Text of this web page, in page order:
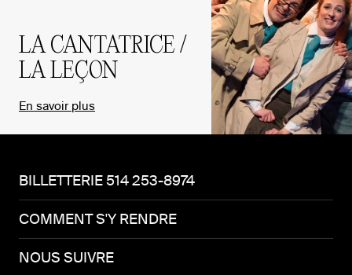
LA CANTATRICE /
LA LEÇON
En savoir plus
BILLETTERIE 514 253-8974
COMMENT S'Y RENDRE
NOUS SUIVRE